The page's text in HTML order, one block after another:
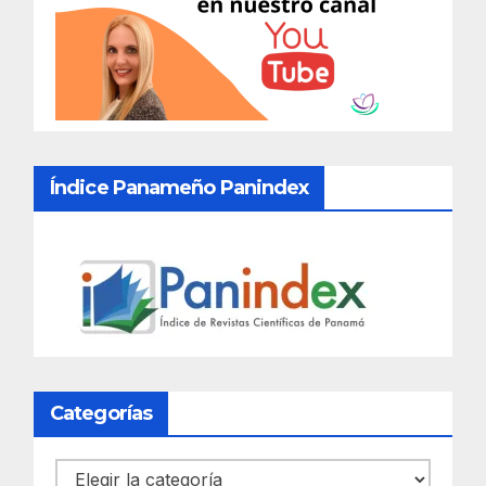
Índice Panameño Panindex
Categorías
Categorías